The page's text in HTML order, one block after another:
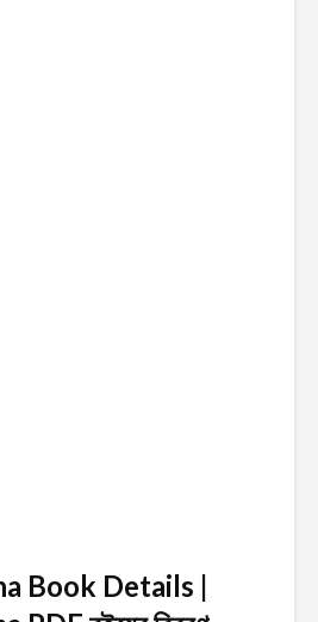
Book Details |